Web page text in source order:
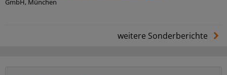
GmbH, München
weitere Sonderberichte